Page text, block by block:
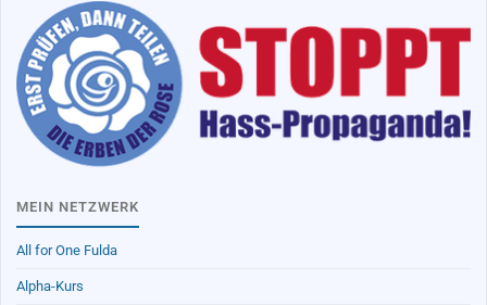
MEIN NETZWERK
All for One Fulda
Alpha-Kurs